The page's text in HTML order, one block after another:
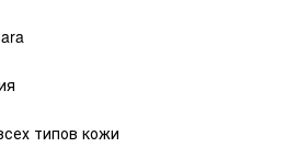
типов кожи